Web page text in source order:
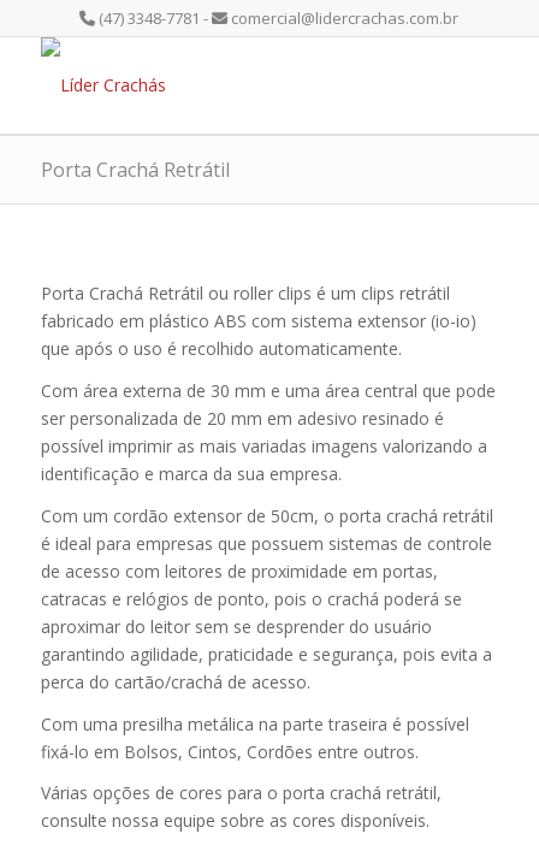
(47) 3348-7781 - comercial@lidercrachas.com.br
Porta Crachá Retrátil
Porta Crachá Retrátil ou roller clips é um clips retrátil
fabricado em plástico ABS com sistema extensor (io-io)
que após o uso é recolhido automaticamente.
Com área externa de 30 mm e uma área central que pode
ser personalizada de 20 mm em adesivo resinado é
possível imprimir as mais variadas imagens valorizando a
identificação e marca da sua empresa.
Com um cordão extensor de 50cm, o porta crachá retrátil
é ideal para empresas que possuem sistemas de controle
de acesso com leitores de proximidade em portas,
catracas e relógios de ponto, pois o crachá poderá se
aproximar do leitor sem se desprender do usuário
garantindo agilidade, praticidade e segurança, pois evita a
perca do cartão/crachá de acesso.
Com uma presilha metálica na parte traseira é possível
fixá-lo em Bolsos, Cintos, Cordões entre outros.
Várias opções de cores para o porta crachá retrátil,
consulte nossa equipe sobre as cores disponíveis.